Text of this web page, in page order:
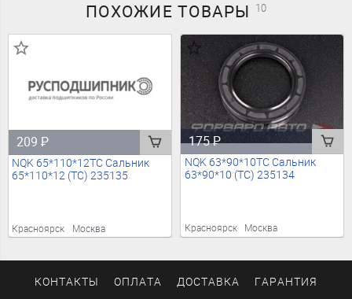
ПОХОЖИЕТОВАРЫ 10
209₽
NQK 65*110*12TC Сальник
65*110*12 (TC) 235135
Красноярск Москва
175₽
NQK 63*90*10TC Сальник
63*90*10 (TC) 235134
Красноярск Москва
КОНТАКТЫ ОПЛАТА ДОСТАВКА ГАРАНТИЯ